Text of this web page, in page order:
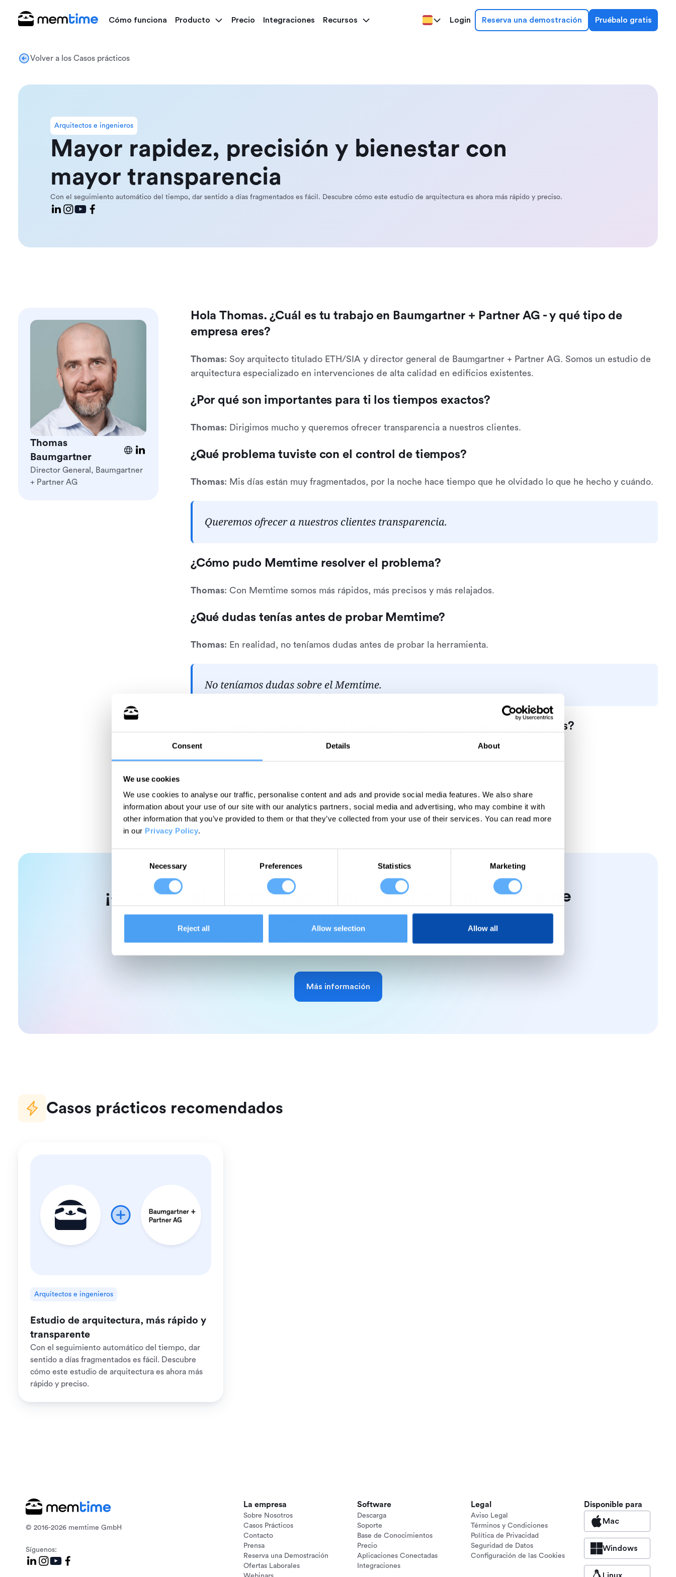
Consent Details About
We use cookies
We use cookies to analyse our traffic, personalise content and ads and provide social media features. We also share
information about your use of our site with our analytics partners, social media and advertising, who may combine it with
other information that you’ve provided to them or that they’ve collected from your use of their services. You can read more
in our Privacy Policy.
Consent
Necessary Preferences Statistics Marketing
Reject all Allow selection Allow all
Cómo funciona Producto Precio Integraciones Recursos Login Reserva una demostración Pruébalo gratis
Volver a los Casos prácticos
Arquitectos e ingenieros
Mayor rapidez, precisión y bienestar con
mayor transparencia
Con el seguimiento automático del tiempo, dar sentido a días fragmentados es fácil. Descubre cómo este estudio de arquitectura es ahora más rápido y preciso.
Thomas
Baumgartner
Director General, Baumgartner
+ Partner AG
Hola Thomas. ¿Cuál es tu trabajo en Baumgartner + Partner AG - y qué tipo de
empresa eres?
Thomas: Soy arquitecto titulado ETH/SIA y director general de Baumgartner + Partner AG. Somos un estudio de
arquitectura especializado en intervenciones de alta calidad en edificios existentes.
¿Por qué son importantes para ti los tiempos exactos?
Thomas: Dirigimos mucho y queremos ofrecer transparencia a nuestros clientes.
¿Qué problema tuviste con el control de tiempos?
Thomas: Mis días están muy fragmentados, por la noche hace tiempo que he olvidado lo que he hecho y cuándo.
Queremos ofrecer a nuestros clientes transparencia.
¿Cómo pudo Memtime resolver el problema?
Thomas: Con Memtime somos más rápidos, más precisos y más relajados.
¿Qué dudas tenías antes de probar Memtime?
Thomas: En realidad, no teníamos dudas antes de probar la herramienta.
No teníamos dudas sobre el Memtime.
Si un amigo te preguntara si debería probar Memtime, ¿qué le dirías?
¡Se acabó el control manual del tiempo en tu estudio de
arquitectura!
Más información
Casos prácticos recomendados
Arquitectos e ingenieros
Estudio de arquitectura, más rápido y
transparente
Con el seguimiento automático del tiempo, dar
sentido a días fragmentados es fácil. Descubre
cómo este estudio de arquitectura es ahora más
rápido y preciso.
© 2016-2026 memtime GmbH
Síguenos:
La empresa
Sobre Nosotros
Casos Prácticos
Contacto
Prensa
Reserva una Demostración
Ofertas Laborales
Software
Descarga
Soporte
Base de Conocimientos
Precio
Aplicaciones Conectadas
Integraciones
Legal
Aviso Legal
Términos y Condiciones
Política de Privacidad
Seguridad de Datos
Configuración de las Cookies
Disponible para
Mac
Windows